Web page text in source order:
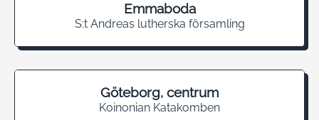
Emmaboda
S:t Andreas lutherska församling
Göteborg, centrum
Koinonian Katakomben